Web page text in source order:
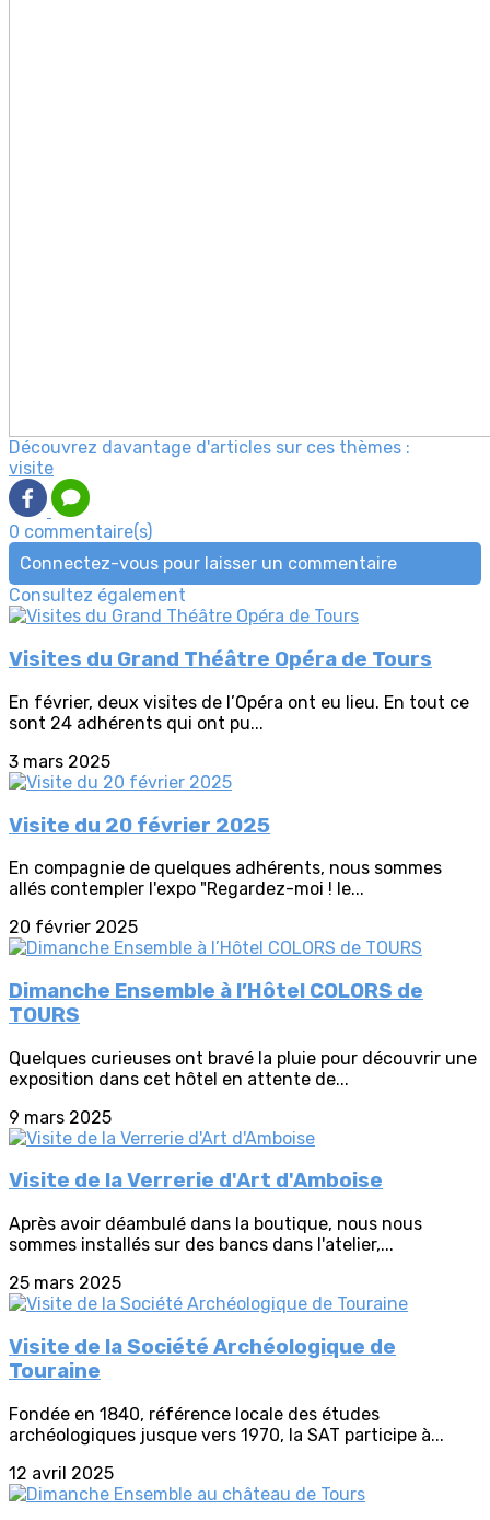
Découvrez davantage d'articles sur ces thèmes :
visite
0 commentaire(s)
Connectez-vous pour laisser un commentaire
Consultez également
Visites du Grand Théâtre Opéra de Tours
En février, deux visites de l’Opéra ont eu lieu. En tout ce
sont 24 adhérents qui ont pu...
3 mars 2025
Visite du 20 février 2025
En compagnie de quelques adhérents, nous sommes
allés contempler l'expo "Regardez-moi ! le...
20 février 2025
Dimanche Ensemble à l’Hôtel COLORS de
TOURS
Quelques curieuses ont bravé la pluie pour découvrir une
exposition dans cet hôtel en attente de...
9 mars 2025
Visite de la Verrerie d'Art d'Amboise
Après avoir déambulé dans la boutique, nous nous
sommes installés sur des bancs dans l'atelier,...
25 mars 2025
Visite de la Société Archéologique de
Touraine
Fondée en 1840, référence locale des études
archéologiques jusque vers 1970, la SAT participe à...
12 avril 2025